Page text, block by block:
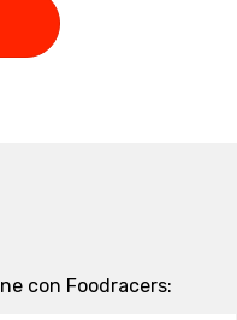
con Foodracers: